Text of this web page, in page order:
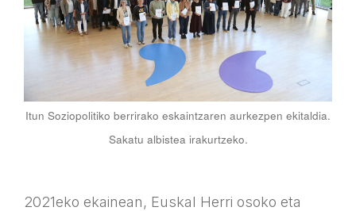
Itun Soziopolitiko berrirako eskaintzaren aurkezpen ekitaldia.
Sakatu albistea irakurtzeko.
2021eko ekainean, Euskal Herri osoko eta